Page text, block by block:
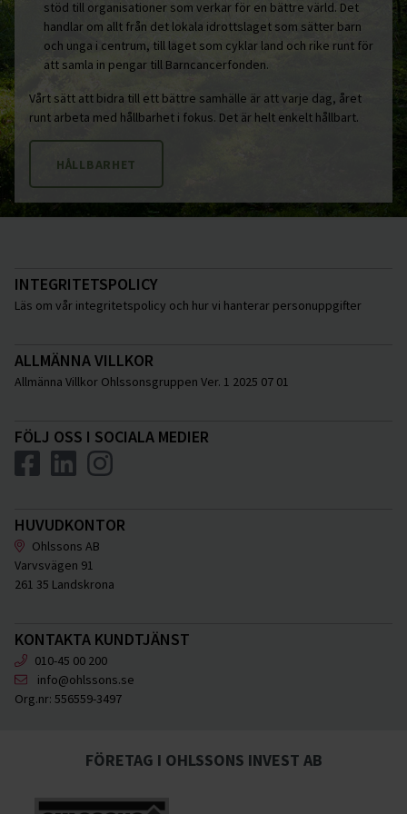
stöd till organisationer som verkar för en bättre värld. Det
handlar om allt från det lokala idrottslaget som sätter barn
och unga i centrum, till laget som cyklar land och rike runt för
att samla in pengar till Barncancerfonden.
Vårt sätt att bidra till ett bättre samhälle är att varje dag, året
runt arbeta med hållbarhet i fokus. Det är helt enkelt hållbart.
HÅLLBARHET
INTEGRITETSPOLICY
Läs om vår integritetspolicy och hur vi hanterar personuppgifter
ALLMÄNNA VILLKOR
Allmänna Villkor Ohlssonsgruppen Ver. 1 2025 07 01
FÖLJ OSS I SOCIALA MEDIER
HUVUDKONTOR
Ohlssons AB
Varvsvägen 91
261 35 Landskrona
KONTAKTA KUNDTJÄNST
010-45 00 200
info@ohlssons.se
Org.nr: 556559-3497
FÖRETAG I OHLSSONS INVEST AB